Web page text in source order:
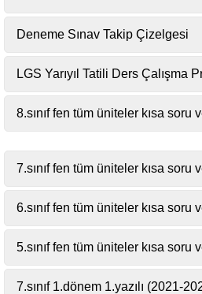
Deneme Sınav Takip Çizelgesi
LGS Yarıyıl Tatili Ders Çalışma
8.sınıf fen tüm üniteler kısa soru
7.sınıf fen tüm üniteler kısa soru
6.sınıf fen tüm üniteler kısa soru
5.sınıf fen tüm üniteler kısa soru
7.sınıf 1.dönem 1.yazılı (2021-